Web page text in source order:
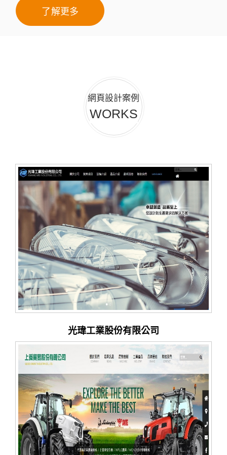
了解更多
網頁設計案例
WORKS
光瑋工業股份有限公司